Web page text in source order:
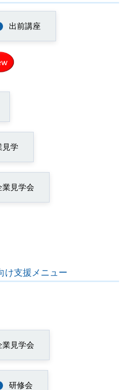
出前講座
見学
業見学会
け支援メニュー
業見学会
研修会